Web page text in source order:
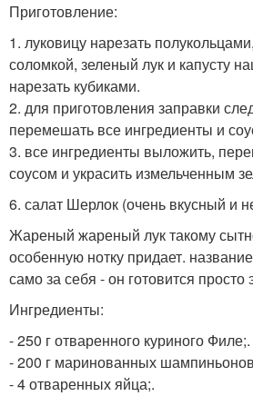
Приготовление:
1. луковицу нарезать
соломкой, зеленый лук и капусту
нарезать кубиками.
2. для приготовления заправки
перемешать все ингредиенты и
3. все ингредиенты выложить,
соусом и украсить измельченным
6. салат Шерлок (очень вкусный и
Жареный жареный лук такому
особенную нотку придает.
само за себя - он готовится
Ингредиенты:
- 250 г отваренного куриного Филе;.
- 200 г маринованных
- 4 отваренных яйца;.